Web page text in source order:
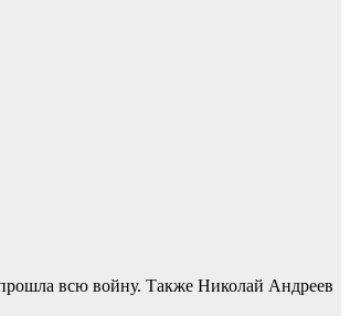
всю войну. Также Николай Андреев